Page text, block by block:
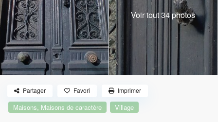
Voir tout 34 photos
Maisons, Maisons de caractère Village
Partager Favori Imprimer